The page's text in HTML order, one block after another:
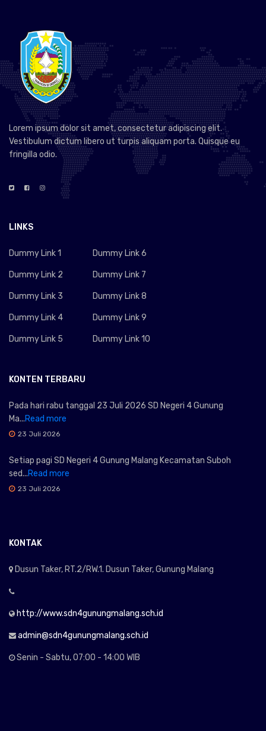
Lorem ipsum dolor sit amet, consectetur adipiscing elit.
Vestibulum dictum libero ut turpis aliquam porta. Quisque eu
fringilla odio.
LINKS
Dummy Link 1
Dummy Link 2
Dummy Link 3
Dummy Link 4
Dummy Link 5
Dummy Link 6
Dummy Link 7
Dummy Link 8
Dummy Link 9
Dummy Link 10
KONTEN TERBARU
Pada hari rabu tanggal 23 Juli 2026 SD Negeri 4 Gunung
Ma...Read more
23 Juli 2026
Setiap pagi SD Negeri 4 Gunung Malang Kecamatan Suboh
sed...Read more
23 Juli 2026
KONTAK
Dusun Taker, RT.2/RW.1. Dusun Taker, Gunung Malang
http://www.sdn4gunungmalang.sch.id
admin@sdn4gunungmalang.sch.id
Senin - Sabtu, 07:00 - 14:00 WIB